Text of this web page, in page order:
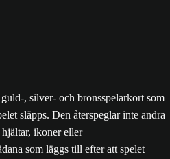
, silver- och bronsspelarkort som
släpps. Den återspeglar inte andra
ikoner eller
som läggs till efter att spelet